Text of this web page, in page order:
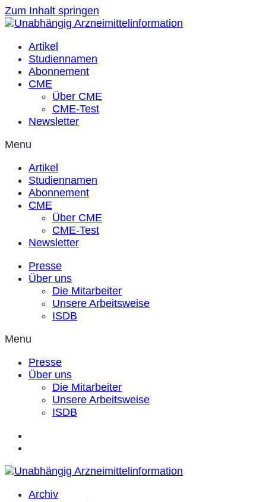
Zum Inhalt springen
Artikel
Studiennamen
Abonnement
CME
Über CME
CME-Test
Newsletter
Menu
Artikel
Studiennamen
Abonnement
CME
Über CME
CME-Test
Newsletter
Presse
Über uns
Die Mitarbeiter
Unsere Arbeitsweise
ISDB
Menu
Presse
Über uns
Die Mitarbeiter
Unsere Arbeitsweise
ISDB
Archiv